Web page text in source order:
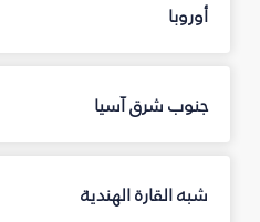
أوروبا
جنوب شرق آسيا
شبه القارة الهندية